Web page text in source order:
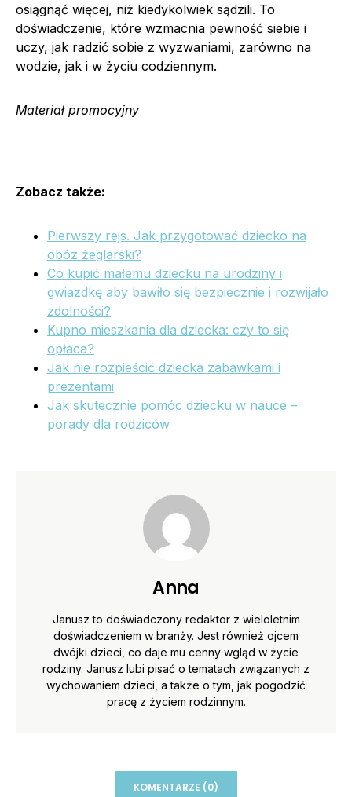
osiągnąć więcej, niż kiedykolwiek sądzili. To
doświadczenie, które wzmacnia pewność siebie i
uczy, jak radzić sobie z wyzwaniami, zarówno na
wodzie, jak i w życiu codziennym.
Materiał promocyjny
Zobacz także:
Pierwszy rejs. Jak przygotować dziecko na
obóz żeglarski?
Co kupić małemu dziecku na urodziny i
gwiazdkę aby bawiło się bezpiecznie i rozwijało
zdolności?
Kupno mieszkania dla dziecka: czy to się
opłaca?
Jak nie rozpieścić dziecka zabawkami i
prezentami
Jak skutecznie pomóc dziecku w nauce –
porady dla rodziców
Anna
Janusz to doświadczony redaktor z wieloletnim
doświadczeniem w branży. Jest również ojcem
dwójki dzieci, co daje mu cenny wgląd w życie
rodziny. Janusz lubi pisać o tematach związanych z
wychowaniem dzieci, a także o tym, jak pogodzić
pracę z życiem rodzinnym.
KOMENTARZE (0)